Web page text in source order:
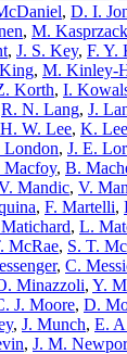
, D. I.
, M. Kasprzack
, J. S. Key, F. Y.
, M. Kinley-
Korth, I.
R. N. Lang, J.
H. W. Lee, K. Lee
, J. E.
Macfoy, B.
Mandic, V.
, F. Martelli,
, L.
McRae, S. T.
, C.
Minazzoli, Y.
J. Moore, D.
, J. Munch, E.
, J. M.